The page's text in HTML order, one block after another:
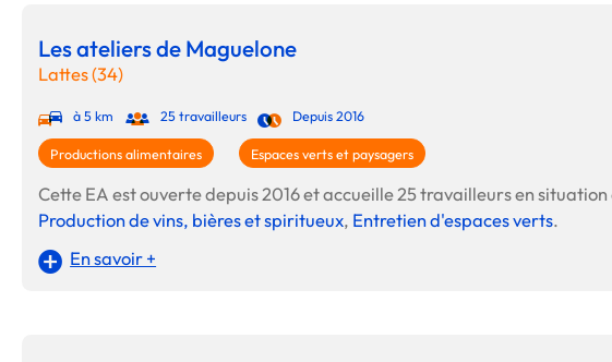
Les ateliers de Maguelone
Lattes (34)
à 5 km 25 travailleurs Depuis 2016
Productions alimentaires Espaces verts et paysagers
Cette EA est ouverte depuis 2016 et accueille 25 travailleurs en
Production de vins, bières et spiritueux, Entretien d'espaces verts.
En savoir +